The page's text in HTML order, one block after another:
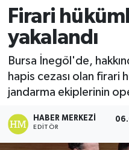
Firari
yakalandı
Bursa İnegöl'de,
hapis cezası olan firari
jandarma ekiplerinin
HABER MERKEZI
EDITÖR
Trafik Durumu
Süper Lig Puan
Tüm Manşetler
Son Dakika
Haber Arşivi